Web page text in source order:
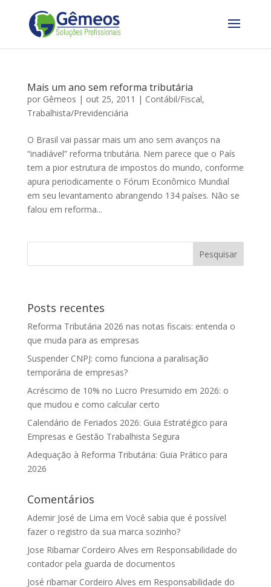
Mais um ano sem reforma tributária
por Gêmeos | out 25, 2011 | Contábil/Fiscal,
Trabalhista/Previdenciária
O Brasil vai passar mais um ano sem avanços na
“inadiável” reforma tributária. Nem parece que o País
tem a pior estrutura de impostos do mundo, conforme
apura periodicamente o Fórum Econômico Mundial
em seu levantamento abrangendo 134 países. Não se
falou em reforma...
Posts recentes
Reforma Tributária 2026 nas notas fiscais: entenda o
que muda para as empresas
Suspender CNPJ: como funciona a paralisação
temporária de empresas?
Acréscimo de 10% no Lucro Presumido em 2026: o
que mudou e como calcular certo
Calendário de Feriados 2026: Guia Estratégico para
Empresas e Gestão Trabalhista Segura
Adequação à Reforma Tributária: Guia Prático para
2026
Comentários
Ademir José de Lima em Você sabia que é possível
fazer o registro da sua marca sozinho?
Jose Ribamar Cordeiro Alves em Responsabilidade do
contador pela guarda de documentos
José ribamar Cordeiro Alves em Responsabilidade do